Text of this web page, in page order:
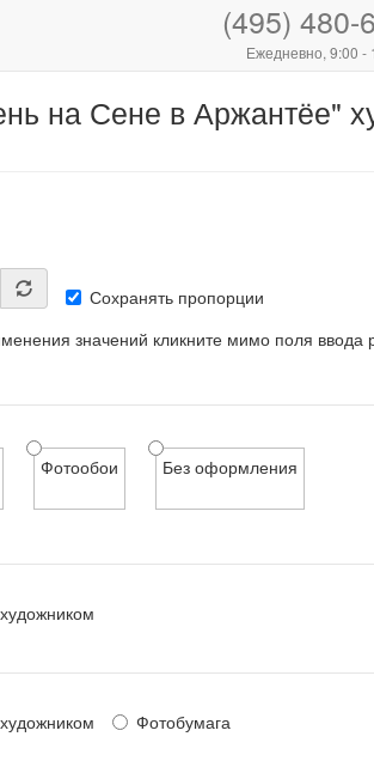
(495) 480-
Ежедневно, 9:00 -
на Сене в Аржантёе"
Сохранять пропорции
значений кликните мимо поля ввода
Фотообои Без оформления
Фотобумага